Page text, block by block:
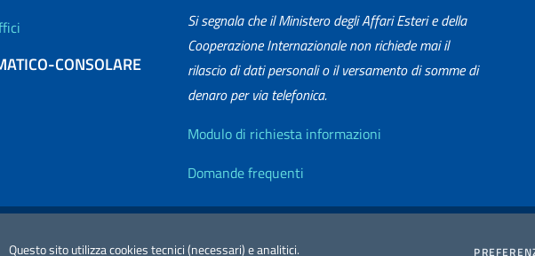
Questo sito utilizza cookies tecnici (necessari) e analitici.
CONSOLARE
diplomatica
Si segnala che il Ministero degli Affari Esteri e della
Cooperazione Internazionale non richiede mai il
rilascio di dati personali o il versamento di somme di
denaro per via telefonica.
Info utili
Modulo di richiesta informazioni
Domande frequenti
policy Dichiarazione Accessibilità Redazione Esteri 2026 Copyright